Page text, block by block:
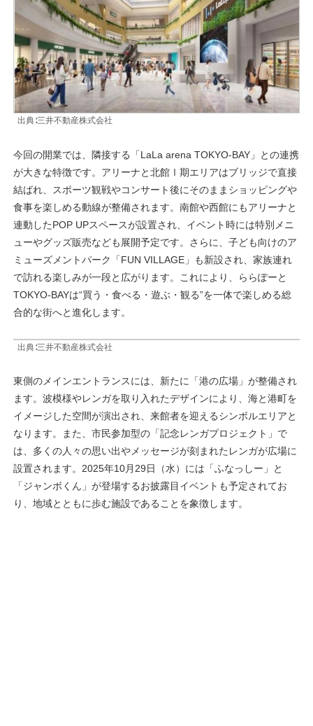
出典∶三井不動産株式会社
今回の開業では、隣接する「LaLa arena TOKYO-BAY」との連携
が大きな特徴です。アリーナと北館Ⅰ期エリアはブリッジで直接
結ばれ、スポーツ観戦やコンサート後にそのままショッピングや
食事を楽しめる動線が整備されます。南館や西館にもアリーナと
連動したPOP UPスペースが設置され、イベント時には特別メニ
ューやグッズ販売なども展開予定です。さらに、子ども向けのア
ミューズメントパーク「FUN VILLAGE」も新設され、家族連れ
で訪れる楽しみが一段と広がります。これにより、ららぽーと
TOKYO-BAYは“買う・食べる・遊ぶ・観る”を一体で楽しめる総
合的な街へと進化します。
出典∶三井不動産株式会社
東側のメインエントランスには、新たに「港の広場」が整備され
ます。波模様やレンガを取り入れたデザインにより、海と港町を
イメージした空間が演出され、来館者を迎えるシンボルエリアと
なります。また、市民参加型の「記念レンガプロジェクト」で
は、多くの人々の思い出やメッセージが刻まれたレンガが広場に
設置されます。2025年10月29日（水）には「ふなっしー」と
「ジャンボくん」が登場するお披露目イベントも予定されてお
り、地域とともに歩む施設であることを象徴します。